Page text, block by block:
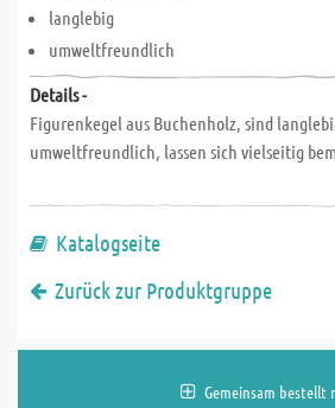
langlebig
umweltfreundlich
Details -
Figurenkegel aus Buchenholz, sind
umweltfreundlich, lassen sich vielseitig
Katalogseite
Zurück zur Produktgruppe
Gemeinsam bestellt